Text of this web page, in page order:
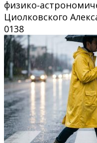
Циолковского
0138